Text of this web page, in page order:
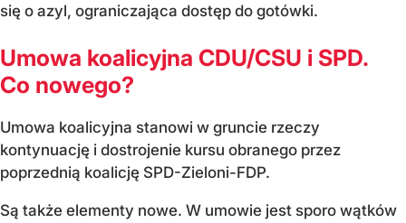
się o azyl, ograniczająca dostęp do gotówki.
Umowa koalicyjna CDU/CSU i SPD.
Co nowego?
Umowa koalicyjna stanowi w gruncie rzeczy
kontynuację i dostrojenie kursu obranego przez
poprzednią koalicję SPD-Zieloni-FDP.
Są także elementy nowe. W umowie jest sporo wątków